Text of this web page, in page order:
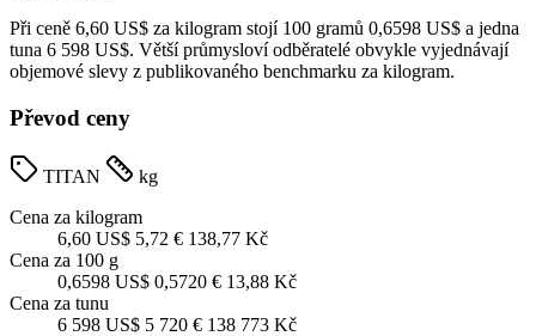
Při ceně 6,60 US$ za kilogram stojí 100 gramů 0,6598 US$ a jedna
tuna 6 598 US$. Větší průmysloví odběratelé obvykle vyjednávají
objemové slevy z publikovaného benchmarku za kilogram.
Převod ceny
TITAN
kg
Cena za kilogram
6,60 US$ 5,72 € 138,77 Kč
Cena za 100 g
0,6598 US$ 0,5720 € 13,88 Kč
Cena za tunu
6 598 US$ 5 720 € 138 773 Kč